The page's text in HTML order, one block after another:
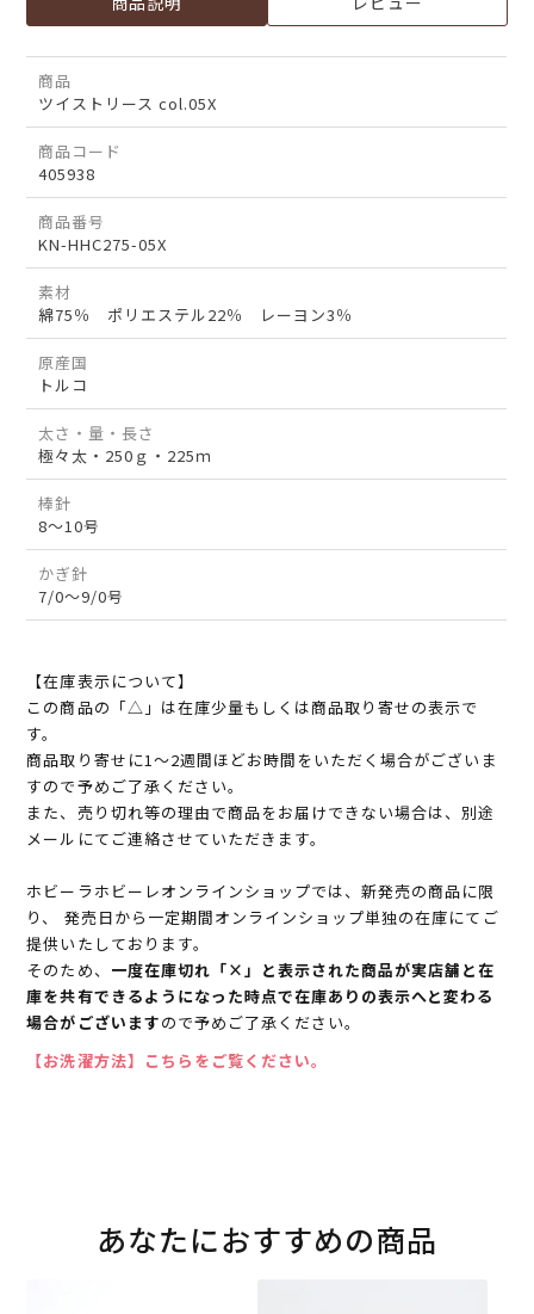
商品
ツイストリース col.05X
商品コード
405938
商品番号
KN-HHC275-05X
素材
綿75％ ポリエステル22％ レーヨン3％
原産国
トルコ
太さ・量・長さ
極々太・250ｇ・225ｍ
棒針
8～10号
かぎ針
7/0～9/0号
【在庫表示について】
この商品の「△」は在庫少量もしくは商品取り寄せの表示で
す。
商品取り寄せに1～2週間ほどお時間をいただく場合がございま
すので予めご了承ください。
また、売り切れ等の理由で商品をお届けできない場合は、別途
メールにてご連絡させていただきます。
ホビーラホビーレオンラインショップでは、新発売の商品に限
り、 発売日から一定期間オンラインショップ単独の在庫にてご
提供いたしております。
そのため、 一度在庫切れ「×」と表示された商品が実店舗と在
庫を共有できるようになった時点で在庫ありの表示へと変わる
場合がございますので予めご了承ください。
【お洗濯方法】こちらをご覧ください。
あなたにおすすめの商品